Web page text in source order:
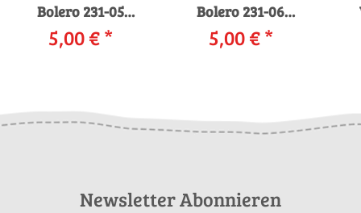
Bolero 231-05
LANGYARNS
STELLINA PERLINE
5,00 €*
Bolero 231-06
LANGYARNS
STELLINA PERLINE
5,00 €*
Newsletter Abonnieren